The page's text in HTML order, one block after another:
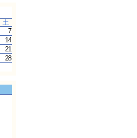
土
7
14
21
28